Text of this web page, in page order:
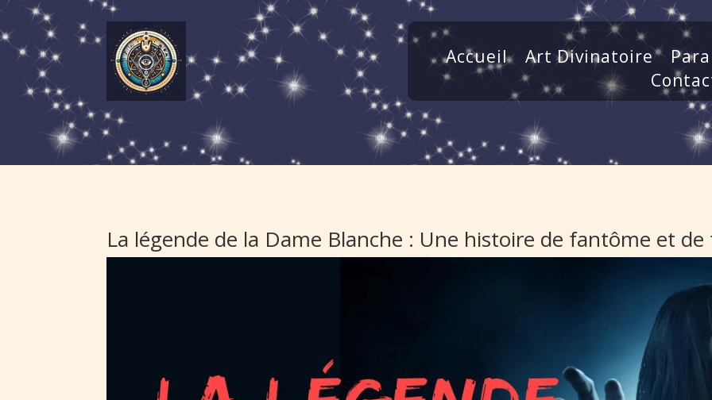
Accueil Art Divinatoire
La légende de la Dame Blanche : Une histoire de fantôme et